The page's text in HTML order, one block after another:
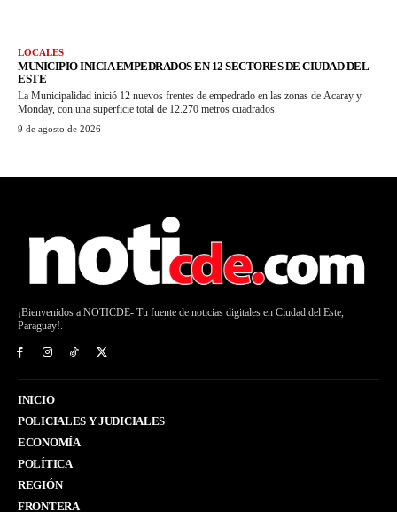
LOCALES
MUNICIPIO INICIA EMPEDRADOS EN 12 SECTORES DE CIUDAD DEL
ESTE
La Municipalidad inició 12 nuevos frentes de empedrado en las zonas de Acaray y
Monday, con una superficie total de 12.270 metros cuadrados.
9 de agosto de 2026
¡Bienvenidos a NOTICDE- Tu fuente de noticias digitales en Ciudad del Este,
Paraguay!.
INICIO
POLICIALES Y JUDICIALES
ECONOMÍA
POLÍTICA
REGIÓN
FRONTERA